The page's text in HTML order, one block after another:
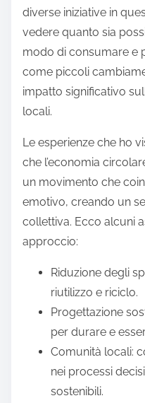
diverse iniziative in
vedere quanto sia
modo di consumare e
come piccoli
impatto significativo
locali.
Le esperienze che ho
che l’economia
un movimento che
emotivo, creando un
collettiva. Ecco alcuni
approccio:
Riduzione degli
riutilizzo e riciclo.
Progettazione
per durare e
Comunità locali:
nei processi
sostenibili.